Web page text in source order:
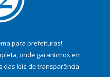
para prefeituras!
onde garantimos em
das leis de transparência